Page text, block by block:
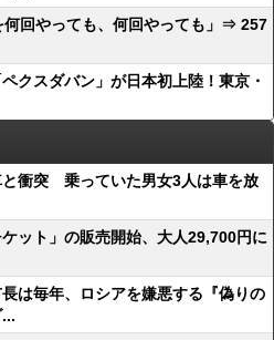
何回やっても、何回やっても」⇒ 257
クスダバン」が日本初上陸！東京・
と衝突 乗っていた男女3人は車を放
ット」の販売開始、大人29,700円に
は毎年、ロシアを嫌悪する『偽りの